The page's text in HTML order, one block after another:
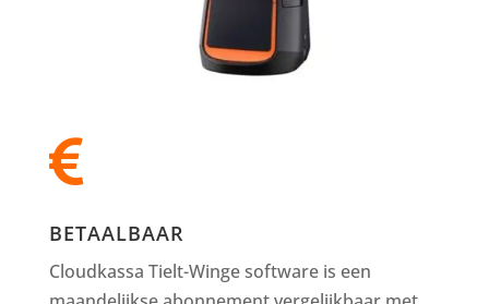

BETAALBAAR
Cloudkassa Tielt-Winge software is een